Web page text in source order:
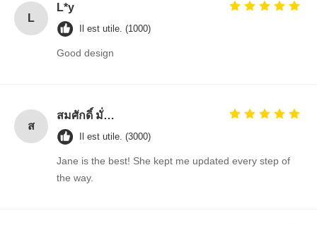
L
L*y
Il est utile. (1000)
Good design
ส
สมศักดิ์ มั่นคง (Somsak Munkong)
Il est utile. (3000)
Jane is the best! She kept me updated every step of
the way.